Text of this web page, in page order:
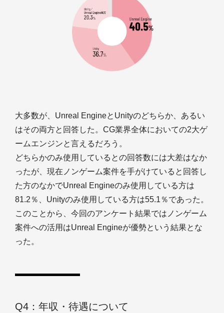
大多数が、Unreal EngineとUnityのどちらか、あるい
はその両方と回答した。CG業界全体においての2大ゲ
ームエンジンと言えるだろう。
どちらかのみ使用しているとの回答数には大差はなか
ったが、現在ノンゲーム案件を手がけていると回答し
た方のなかでUnreal Engineのみ使用している方は
81.2％、Unityのみ使用している方は55.1％であった。
このことから、今回のアンケート結果ではノンゲーム
案件への活用はUnreal Engineが優勢という結果とな
った。
Q4：年収・待遇について